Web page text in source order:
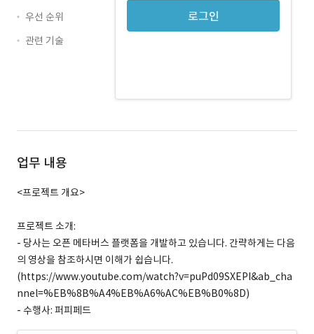
로그인
우선 순위
관련 기술
업무 내용
<프로젝트 개요>
프로젝트 소개:
- 당사는 오픈 메타버스 플랫폼을 개발하고 있습니다. 간략하게는 다음
의 영상을 참조하시면 이해가 쉽습니다.
(https://www.youtube.com/watch?v=puPd09SXEPI&ab_cha
nnel=%EB%8B%A4%EB%A6%AC%EB%B0%8D)
- 수행사: 퍼피페드